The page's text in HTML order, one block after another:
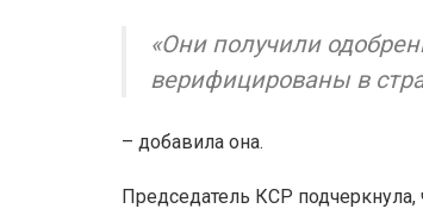
«Они получили
верифицированы в
– добавила она.
Председатель КСР